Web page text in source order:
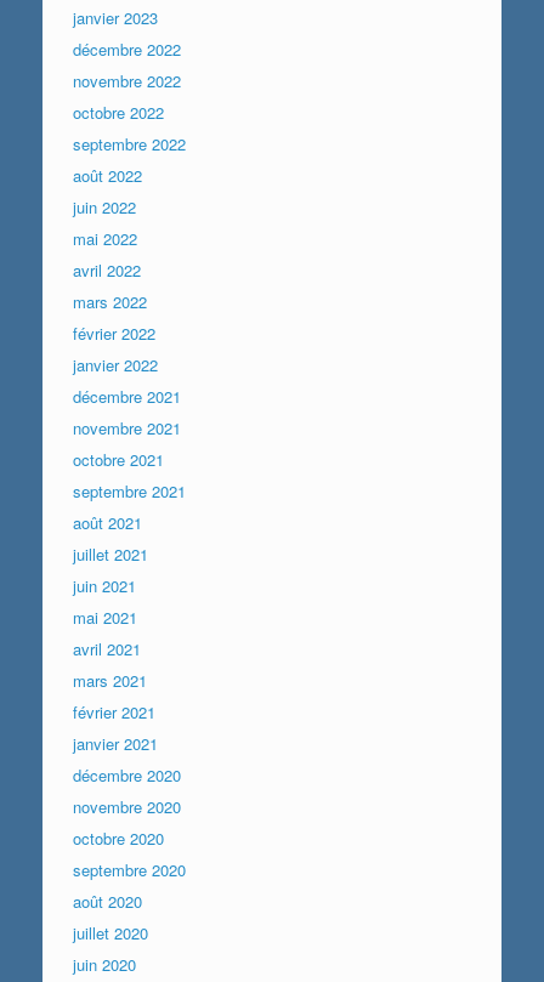
janvier 2023
décembre 2022
novembre 2022
octobre 2022
septembre 2022
août 2022
juin 2022
mai 2022
avril 2022
mars 2022
février 2022
janvier 2022
décembre 2021
novembre 2021
octobre 2021
septembre 2021
août 2021
juillet 2021
juin 2021
mai 2021
avril 2021
mars 2021
février 2021
janvier 2021
décembre 2020
novembre 2020
octobre 2020
septembre 2020
août 2020
juillet 2020
juin 2020